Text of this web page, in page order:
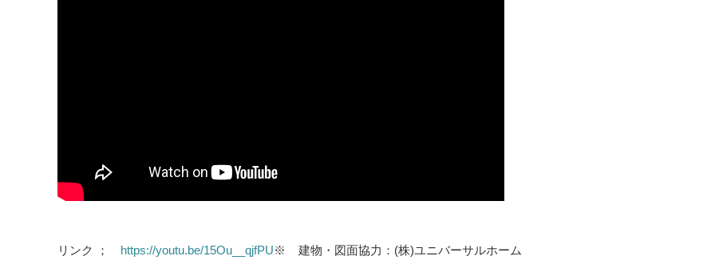
リンク ； https://youtu.be/15Ou__qjfPU※ 建物・図面協力：(株)ユニバーサルホーム